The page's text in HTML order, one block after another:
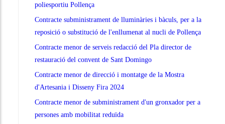
poliesportiu Pollença
Contracte subministrament de lluminàries i bàculs, per a la
reposició o substitució de l'enllumenat al nucli de Pollença
Contracte menor de serveis redacció del Pla director de
restauració del convent de Sant Domingo
Contracte menor de direcció i montatge de la Mostra
d'Artesania i Disseny Fira 2024
Contracte menor de subministrament d'un gronxador per a
persones amb mobilitat reduïda